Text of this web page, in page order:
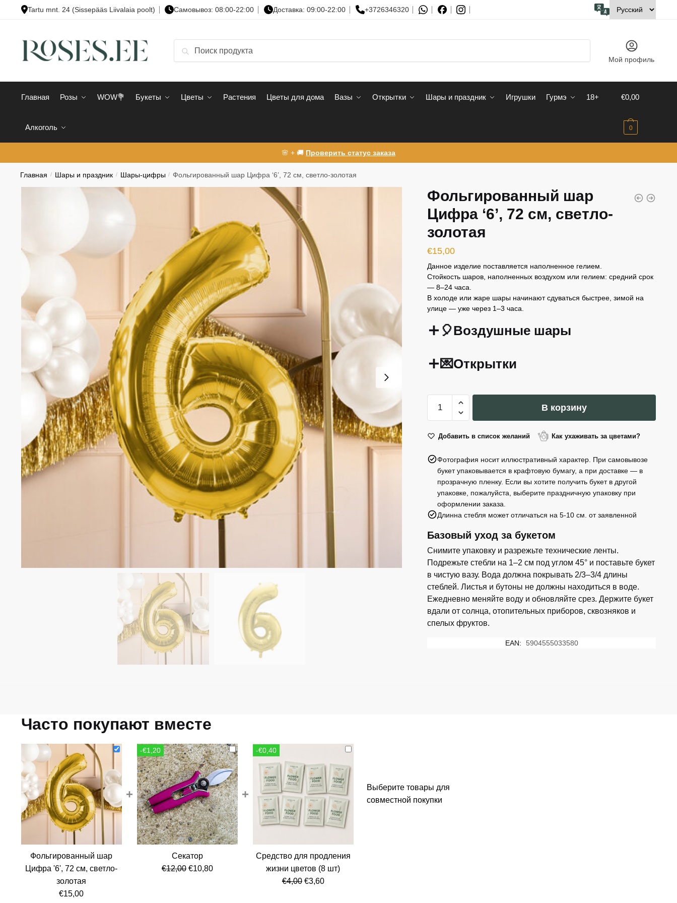
Tartu mnt. 24 (Sissepääs Liivalaia poolt) Cамовывоз: 08:00-22:00 Доставка: 09:00-22:00 +3726346320
Поиск
Мой профиль
Главная Розы WOW💐 Букеты Цветы Растения Цветы для дома Вазы Открытки Шары и праздник Игрушки Гурмэ 18+
Алкоголь
€0,00
0
🌸 + 🚚 Проверить статус заказа
Главная / Шары и праздник / Шары-цифры / Фольгированный шар Цифра ‘6’, 72 см, светло-золотая
Фольгированный шар
Цифра ‘6’, 72 см, светло-
золотая
€15,00
Данное изделие поставляется наполненное гелием.
Стойкость шаров, наполненных воздухом или гелием: средний срок
— 8–24 часа.
В холоде или жаре шары начинают сдуваться быстрее, зимой на
улице — уже через 1–3 часа.
🎈Воздушные шары
💌Открытки
Количество
товара
шар
'6',
светло-
золотая
В корзину
Добавить в список желаний Как ухаживать за цветами?
Фотография носит иллюстративный характер. При самовывозе
букет упаковывается в крафтовую бумагу, а при доставке — в
прозрачную пленку. Если вы хотите получить букет в другой
упаковке, пожалуйста, выберите праздничную упаковку при
оформлении заказа.
Длинна стебля может отличаться на 5-10 см. от заявленной
Базовый уход за букетом
Снимите упаковку и разрежьте технические ленты.
Подрежьте стебли на 1–2 см под углом 45° и поставьте букет
в чистую вазу. Вода должна покрывать 2/3–3/4 длины
стеблей. Листья и бутоны не должны находиться в воде.
Ежедневно меняйте воду и обновляйте срез. Держите букет
вдали от солнца, отопительных приборов, сквозняков и
спелых фруктов.
EAN: 5904555033580
Часто покупают вместе
Фольгированный шар
Цифра '6', 72 см, светло-
золотая
€15,00
+
-€1,20
Секатор
€12,00 Первоначальная
€10,80Текущая
+
-€0,40
Средство для продления
жизни цветов (8 шт)
€4,00 Первоначальная
€3,60Текущая
Выберите товары для
совместной покупки